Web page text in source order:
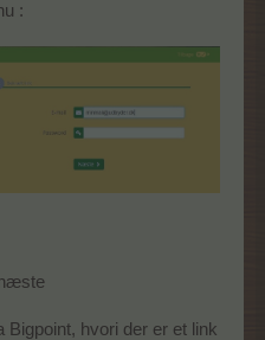
:
Bigpoint, hvori der er et link